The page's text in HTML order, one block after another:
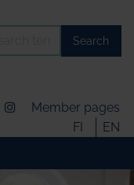
Search
Member pages
FI
EN